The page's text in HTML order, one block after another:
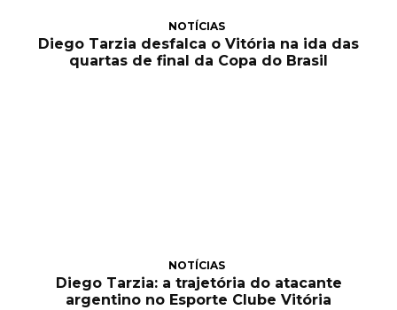
NOTÍCIAS
Diego Tarzia desfalca o Vitória na ida das
quartas de final da Copa do Brasil
NOTÍCIAS
Diego Tarzia: a trajetória do atacante
argentino no Esporte Clube Vitória